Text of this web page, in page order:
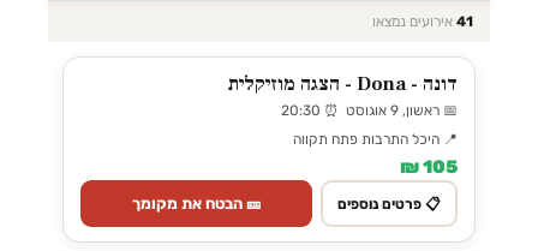
41 אירועים נמצאו
דונה - Dona - הצגה מוזיקלית
📅 ראשון, 9 אוגוסט ⏰ 20:30
📍 היכל התרבות פתח תקווה
105 ₪
📋 פרטים נוספים 🎫 הבטח את מקומך